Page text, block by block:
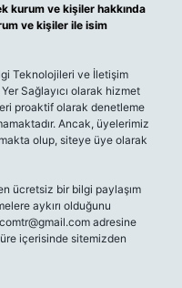
kurum ve kişiler hakkında
ve kişiler ile isim
Teknolojileri ve İletişim
Sağlayıcı olarak hizmet
proaktif olarak denetleme
Ancak, üyelerimiz
olup, siteye üye olarak
ücretsiz bir bilgi paylaşım
aykırı olduğunu
adresine
içerisinde sitemizden